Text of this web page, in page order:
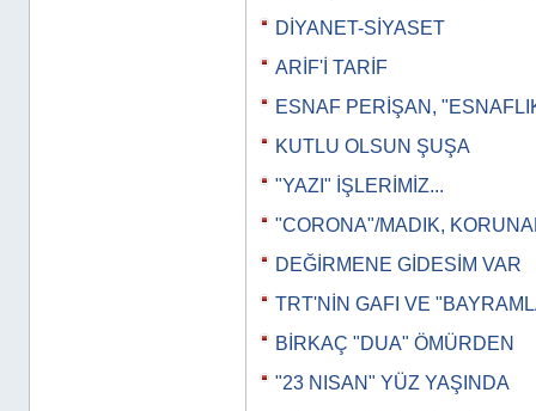
DİYANET-SİYASET
ARİF'İ TARİF
ESNAF PERİŞAN,
KUTLU OLSUN ŞUŞA
"YAZI" İŞLERİMİZ...
"CORONA"/MADIK,
DEĞİRMENE GİDESİM VAR
TRT'NİN GAFI VE
BİRKAÇ "DUA" ÖMÜRDEN
"23 NISAN" YÜZ YAŞINDA